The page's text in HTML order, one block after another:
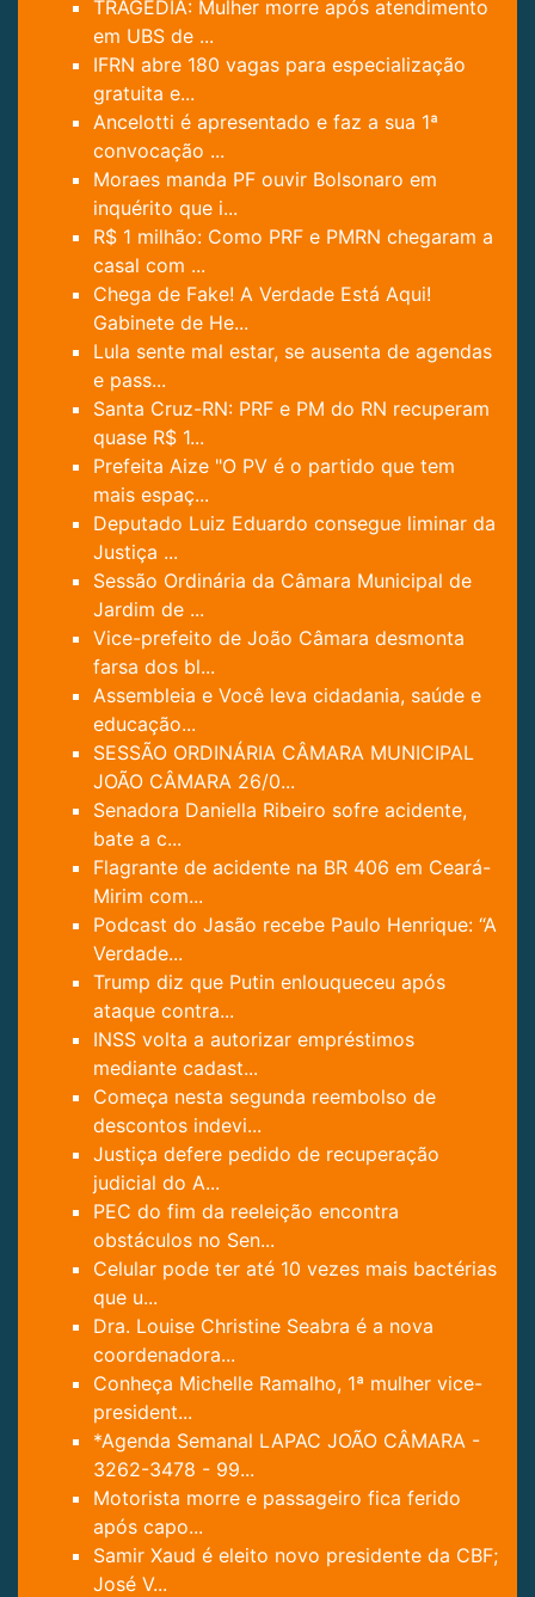
TRAGÉDIA: Mulher morre após atendimento
em UBS de ...
IFRN abre 180 vagas para especialização
gratuita e...
Ancelotti é apresentado e faz a sua 1ª
convocação ...
Moraes manda PF ouvir Bolsonaro em
inquérito que i...
R$ 1 milhão: Como PRF e PMRN chegaram a
casal com ...
Chega de Fake! A Verdade Está Aqui!
Gabinete de He...
Lula sente mal estar, se ausenta de agendas
e pass...
Santa Cruz-RN: PRF e PM do RN recuperam
quase R$ 1...
Prefeita Aize "O PV é o partido que tem
mais espaç...
Deputado Luiz Eduardo consegue liminar da
Justiça ...
Sessão Ordinária da Câmara Municipal de
Jardim de ...
Vice-prefeito de João Câmara desmonta
farsa dos bl...
Assembleia e Você leva cidadania, saúde e
educação...
SESSÃO ORDINÁRIA CÂMARA MUNICIPAL
JOÃO CÂMARA 26/0...
Senadora Daniella Ribeiro sofre acidente,
bate a c...
Flagrante de acidente na BR 406 em Ceará-
Mirim com...
Podcast do Jasão recebe Paulo Henrique: “A
Verdade...
Trump diz que Putin enlouqueceu após
ataque contra...
INSS volta a autorizar empréstimos
mediante cadast...
Começa nesta segunda reembolso de
descontos indevi...
Justiça defere pedido de recuperação
judicial do A...
PEC do fim da reeleição encontra
obstáculos no Sen...
Celular pode ter até 10 vezes mais bactérias
que u...
Dra. Louise Christine Seabra é a nova
coordenadora...
Conheça Michelle Ramalho, 1ª mulher vice-
president...
*Agenda Semanal LAPAC JOÃO CÂMARA -
3262-3478 - 99...
Motorista morre e passageiro fica ferido
após capo...
Samir Xaud é eleito novo presidente da CBF;
José V...